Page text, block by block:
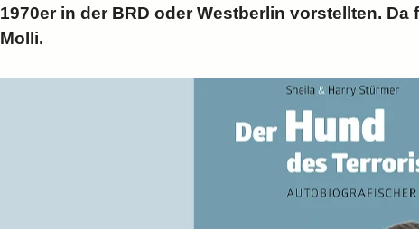
1970er in der BRD oder Westberlin vorstellten.
Molli.